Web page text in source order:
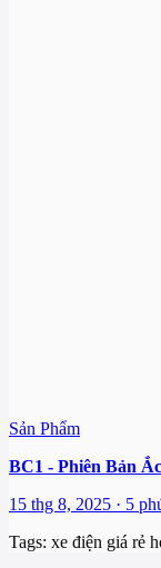
Sản Phẩm
BC1 - Phiên Bản
15 thg 8, 2025 · 5
Tags: xe điện giá rẻ